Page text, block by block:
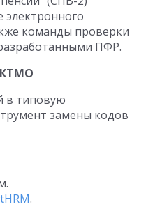
команды проверки
ПФР.
в типовую
замены кодов
.